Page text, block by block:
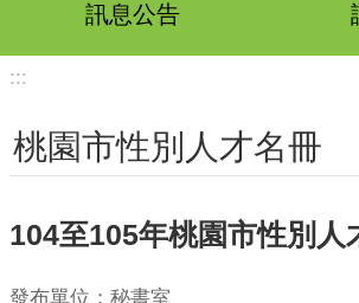
訊息公告
:::
桃園市性別人才名冊
104至105年桃園市性別人
發布單位：秘書室